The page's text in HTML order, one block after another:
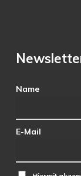
Name
E-Mail